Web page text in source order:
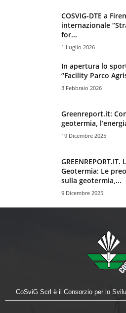
COSVIG-DTE a
internazionale
for...
1 Luglio 2026
In apertura lo
“Facility Parco
3 Febbraio 2026
Greenreport.it:
geotermia,
19 Dicembre 2025
Geotermia: Le
sulla geotermia,...
9 Dicembre 2025
CoSviG Scrl è il Consorzio per lo